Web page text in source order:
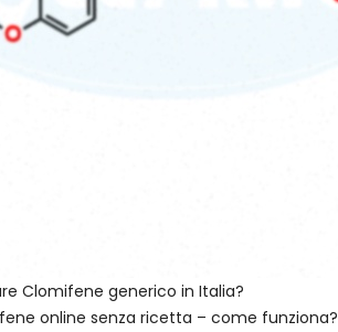
Clomifene generico in Italia?
online senza ricetta – come funziona?